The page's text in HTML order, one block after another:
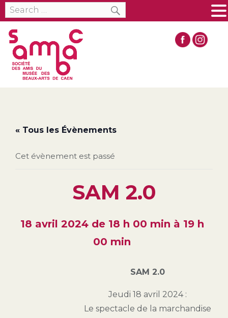
Search
for:
SEARCH
« Tous les Évènements
Cet évènement est passé
SAM 2.0
18 avril 2024 de 18 h 00 min à 19 h
00 min
SAM 2.0
Jeudi 18 avril 2024 :
Le spectacle de la marchandise
MENU